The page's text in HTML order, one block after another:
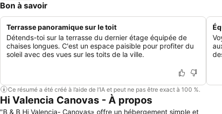
Bon à savoir
Terrasse panoramique sur le toit
Détends-toi sur la terrasse du dernier étage équipée de
chaises longues. C'est un espace paisible pour profiter du
soleil avec des vues sur les toits de la ville.
Ce résumé a été créé à l’aide de l’IA et peut ne pas être exact à 100 %.
Hi Valencia Canovas - À propos
"B & B Hi Valencia- Canovas» offre un hébergement simple et